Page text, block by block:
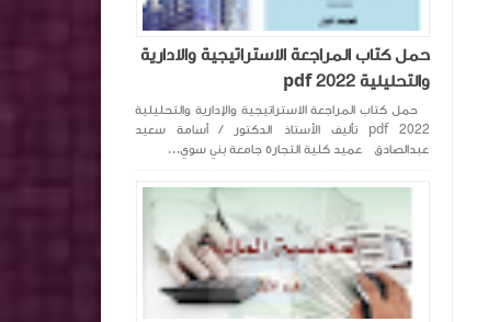
حمل كتاب المراجعة الاستراتيجية والادارية
والتحليلية pdf 2022
حمل كتاب المراجعة الاستراتيجية والإدارية والتحليلية
pdf 2022 تأليف الأستاذ الدكتور / أسامة سعيد
عبدالصادق عميد كلية التجارة جامعة بني سوي...